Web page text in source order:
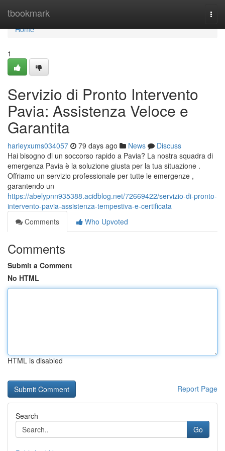
tbookmark
Home
Home
1
Servizio di Pronto Intervento
Pavia: Assistenza Veloce e
Garantita
harleyxums034057 79 days ago News
Discuss
Hai bisogno di un soccorso rapido a Pavia? La nostra squadra di
emergenza Pavia è la soluzione giusta per la tua situazione .
Offriamo un servizio professionale per tutte le emergenze ,
garantendo un
https://abelypnn935388.acidblog.net/72669422/servizio-di-pronto-
intervento-pavia-assistenza-tempestiva-e-certificata
Comments
Who Upvoted
Comments
Submit a Comment
No HTML
HTML is disabled
Report Page
Search
Go